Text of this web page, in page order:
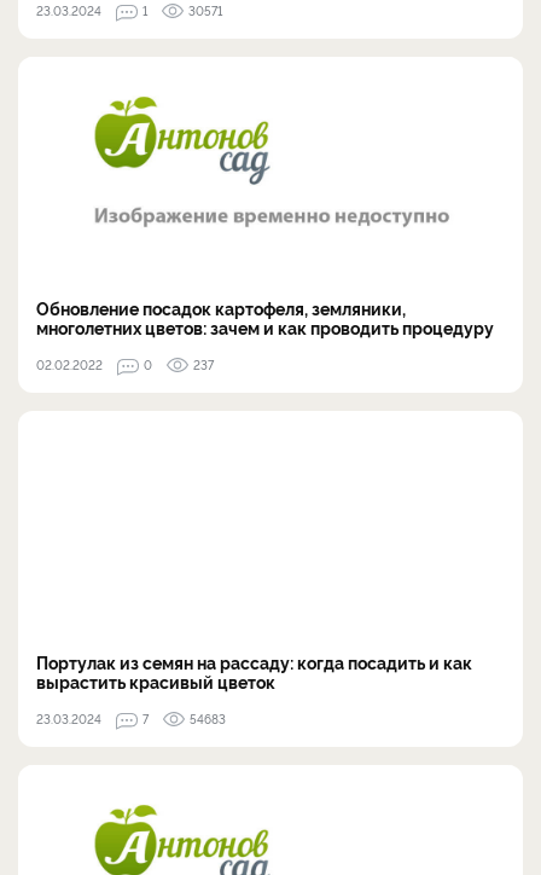
23.03.2024 1 30571
Обновление посадок картофеля, земляники,
многолетних цветов: зачем и как проводить процедуру
02.02.2022 0 237
Портулак из семян на рассаду: когда посадить и как
вырастить красивый цветок
23.03.2024 7 54683